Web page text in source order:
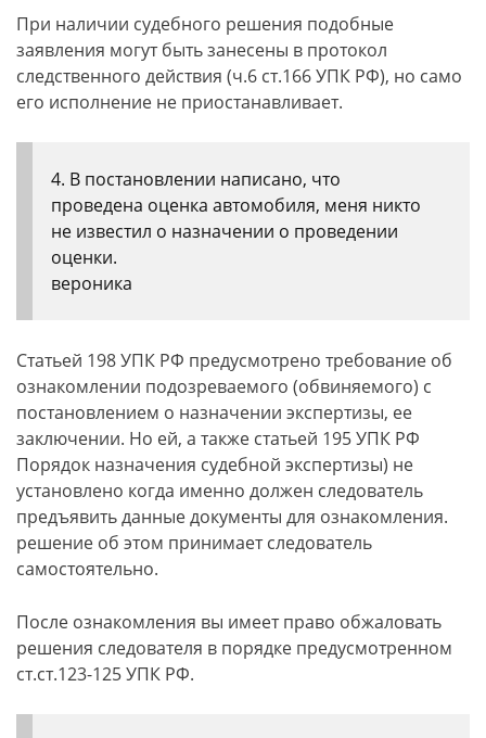
При наличии судебного решения подобные
заявления могут быть занесены в протокол
следственного действия (ч.6 ст.166 УПК РФ), но само
его исполнение не приостанавливает.
4. В постановлении написано, что
проведена оценка автомобиля, меня никто
не известил о назначении о проведении
оценки.
вероника
Статьей 198 УПК РФ предусмотрено требование об
ознакомлении подозреваемого (обвиняемого) с
постановлением о назначении экспертизы, ее
заключении. Но ей, а также статьей 195 УПК РФ
Порядок назначения судебной экспертизы) не
установлено когда именно должен следователь
предъявить данные документы для ознакомления.
решение об этом принимает следователь
самостоятельно.
После ознакомления вы имеет право обжаловать
решения следователя в порядке предусмотренном
ст.ст.123-125 УПК РФ.